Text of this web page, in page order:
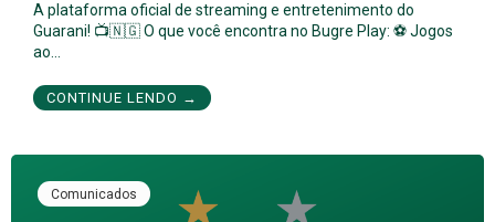
A plataforma oficial de streaming e entretenimento do
Guarani! 📺🇳🇬 O que você encontra no Bugre Play: ⚽ Jogos
ao…
CONTINUE LENDO →
Comunicados